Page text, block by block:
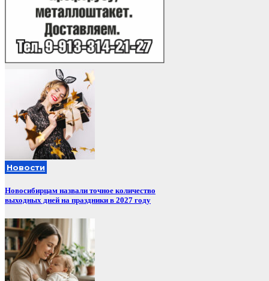
Новости
Новосибирцам назвали точное количество
выходных дней на праздники в 2027 году